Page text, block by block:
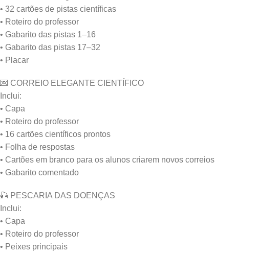
• 32 cartões de pistas científicas
• Roteiro do professor
• Gabarito das pistas 1–16
• Gabarito das pistas 17–32
• Placar
💌 CORREIO ELEGANTE CIENTÍFICO
Inclui:
• Capa
• Roteiro do professor
• 16 cartões científicos prontos
• Folha de respostas
• Cartões em branco para os alunos criarem novos correios
• Gabarito comentado
🎣 PESCARIA DAS DOENÇAS
Inclui:
• Capa
• Roteiro do professor
• Peixes principais